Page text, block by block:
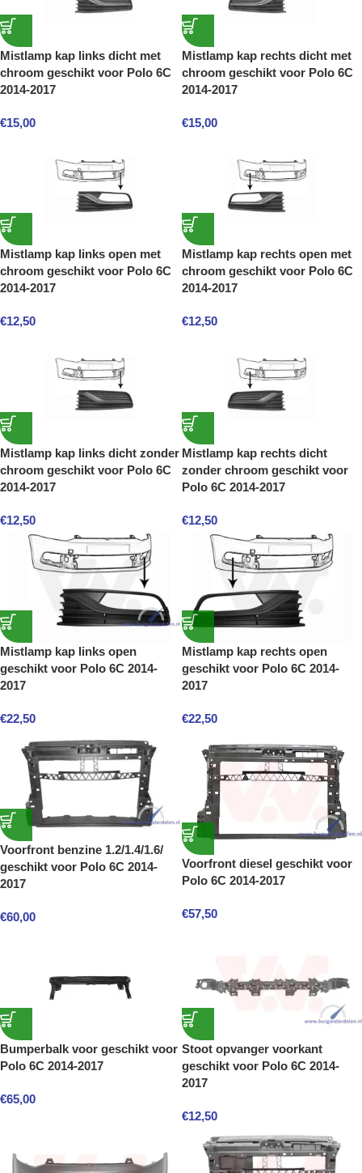
Mistlamp kap links dicht met
chroom geschikt voor Polo 6C
2014-2017
€15,00
Mistlamp kap rechts dicht met
chroom geschikt voor Polo 6C
2014-2017
€15,00
Mistlamp kap links open met
chroom geschikt voor Polo 6C
2014-2017
€12,50
Mistlamp kap rechts open met
chroom geschikt voor Polo 6C
2014-2017
€12,50
Mistlamp kap links dicht zonder
chroom geschikt voor Polo 6C
2014-2017
€12,50
Mistlamp kap rechts dicht
zonder chroom geschikt voor
Polo 6C 2014-2017
€12,50
Mistlamp kap links open
geschikt voor Polo 6C 2014-
2017
€22,50
Mistlamp kap rechts open
geschikt voor Polo 6C 2014-
2017
€22,50
Voorfront benzine 1.2/1.4/1.6/
geschikt voor Polo 6C 2014-
2017
€60,00
Voorfront diesel geschikt voor
Polo 6C 2014-2017
€57,50
Bumperbalk voor geschikt voor
Polo 6C 2014-2017
€65,00
Stoot opvanger voorkant
geschikt voor Polo 6C 2014-
2017
€12,50